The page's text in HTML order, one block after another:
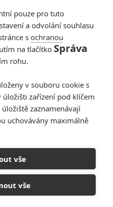
kaskadérské
šílenství
Rudmen | 16.07.2026 14:55
Circles: V
se čas vrátí zpět,
kdykoliv si manželé
lžou
Anarvin | 17.05.2026 06:00
Rodinná rošáda:
Trailer představuje
komedii, kde si
příbuzní prohodí těla
Anarvin | 05.11.2023 06:31
pouze pro tuto
a odvolání souhlasu
sochranou
na tlačítko Správa
rohu.
v souboru cookie s
úložišti zařízení pod klíčem
zaznamenávají
uchovávány maximálně
vše
vše